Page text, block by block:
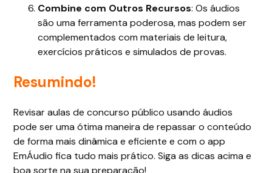
Combine com Outros Recursos: Os áudios
são uma ferramenta poderosa, mas podem ser
complementados com materiais de leitura,
exercícios práticos e simulados de provas.
Resumindo!
Revisar aulas de concurso público usando áudios
pode ser uma ótima maneira de repassar o conteúdo
de forma mais dinâmica e eficiente e com o app
EmÁudio fica tudo mais prático. Siga as dicas acima e
boa sorte na sua preparação!